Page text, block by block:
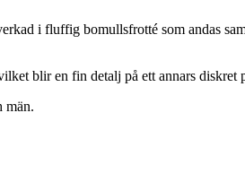
i fluffig bomullsfrotté som andas
blir en fin detalj på ett annars diskret
män.